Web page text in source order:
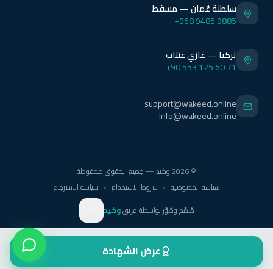
عرض الشهادة
سلطنة عُمان — مسقط
+968 9485 9885
تركيا — غازي عنتاب
+90 553 125 60 71
support@wakeed.online
info@wakeed.online
© 2026 وكيد — جميع الحقوق محفوظة
سياسة الخصوصية • شروط الاستخدام • سياسة الاسترجاع
صُمّم وطُوّر بواسطة فريقوكيد